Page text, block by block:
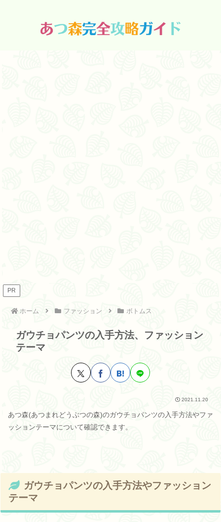
PR
ホーム ファッション ボトムス
ガウチョパンツの入手方法、ファッション
テーマ
2021.11.20
あつ森(あつまれどうぶつの森)のガウチョパンツの入手方法やファ
ッションテーマについて確認できます。
ガウチョパンツの入手方法やファッション
テーマ